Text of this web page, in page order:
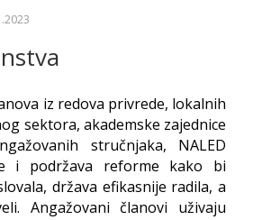
iz redova privrede, lokalnih
sektora, akademske zajednice
stručnjaka, NALED
i podržava reforme kako bi
država efikasnije radila, a
Angažovani članovi uživaju